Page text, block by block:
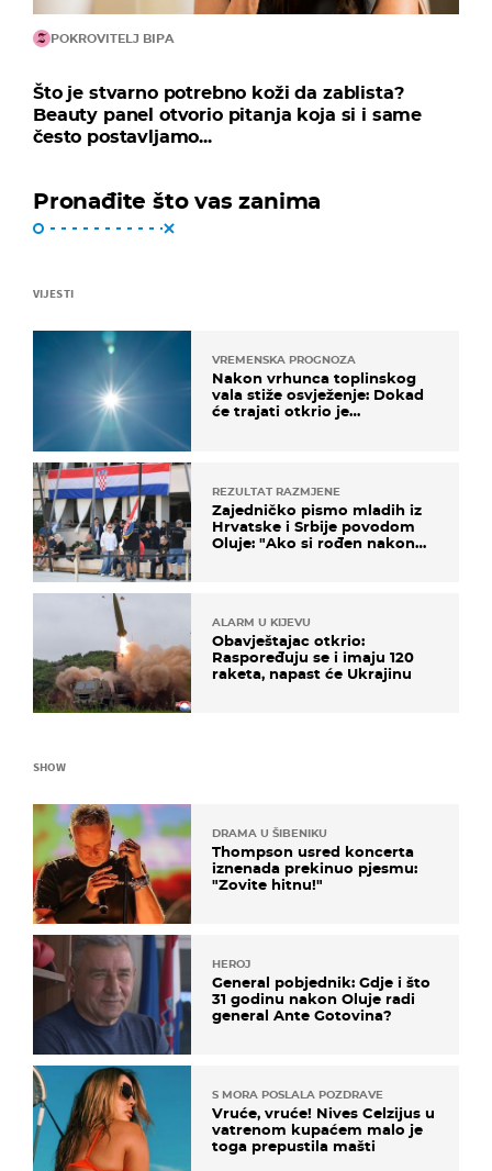
POKROVITELJ BIPA
Što je stvarno potrebno koži da zablista?
Beauty panel otvorio pitanja koja si i same
često postavljamo...
Pronađite što vas zanima
VIJESTI
VREMENSKA PROGNOZA
Nakon vrhunca toplinskog
vala stiže osvježenje: Dokad
će trajati otkrio je
REZULTAT RAZMJENE
Zajedničko pismo mladih iz
Hrvatske i Srbije povodom
Oluje: "Ako si rođen nakon
ALARM U KIJEVU
Obavještajac otkrio:
Raspoređuju se i imaju 120
raketa, napast će Ukrajinu
SHOW
DRAMA U ŠIBENIKU
Thompson usred koncerta
iznenada prekinuo pjesmu:
"Zovite hitnu!"
HEROJ
General pobjednik: Gdje i što
31 godinu nakon Oluje radi
general Ante Gotovina?
S MORA POSLALA POZDRAVE
Vruće, vruće! Nives Celzijus u
vatrenom kupaćem malo je
toga prepustila mašti